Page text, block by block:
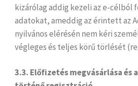
kizárólag addig kezeli az e-célból
adatokat, ameddig az érintett az
nyilvános elérésén nem kéri
végleges és teljes körű törlését
3.3. Előfizetés megvásárlása és